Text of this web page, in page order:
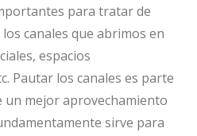
para tratar de
canales que abrimos en
espacios
Pautar los canales es parte
mejor aprovechamiento
sirve para